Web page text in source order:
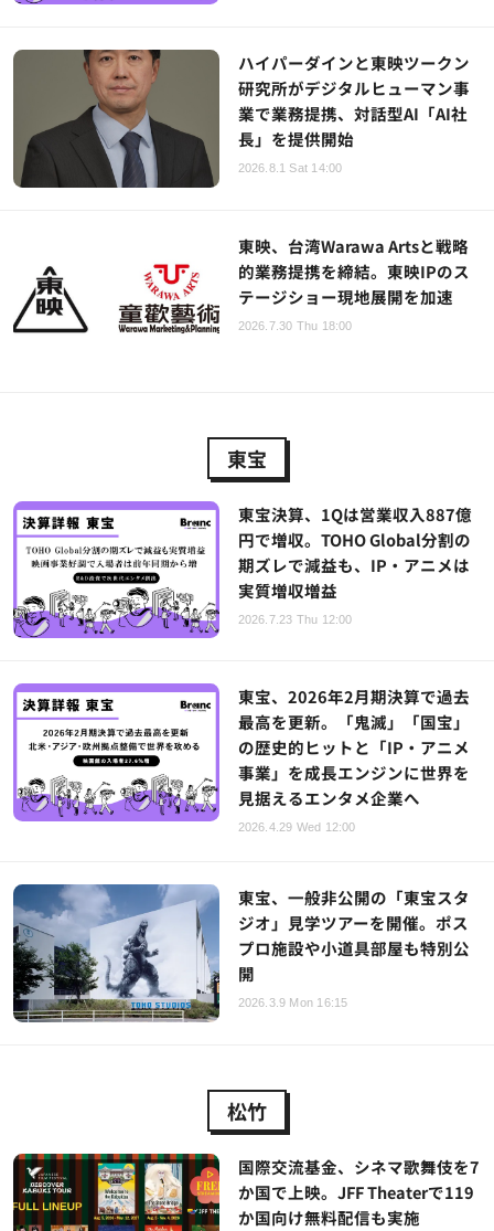
ハイパーダインと東映ツークン
研究所がデジタルヒューマン事
業で業務提携、対話型AI「AI社
長」を提供開始
2026.8.1 Sat 14:00
東映、台湾Warawa Artsと戦略
的業務提携を締結。東映IPのス
テージショー現地展開を加速
2026.7.30 Thu 18:00
東宝
東宝決算、1Qは営業収入887億
円で増収。TOHO Global分割の
期ズレで減益も、IP・アニメは
実質増収増益
2026.7.23 Thu 12:00
東宝、2026年2月期決算で過去
最高を更新。「鬼滅」「国宝」
の歴史的ヒットと「IP・アニメ
事業」を成長エンジンに世界を
見据えるエンタメ企業へ
2026.4.29 Wed 12:00
東宝、一般非公開の「東宝スタ
ジオ」見学ツアーを開催。ポス
プロ施設や小道具部屋も特別公
開
2026.3.9 Mon 16:15
松竹
国際交流基金、シネマ歌舞伎を7
か国で上映。JFF Theaterで119
か国向け無料配信も実施